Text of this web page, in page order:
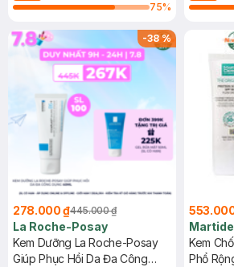
75%
-38%
278.000 ₫445.000 ₫
La Roche-Posay
Kem Dưỡng La Roche-Posay
Giúp Phục Hồi Da Đa Công
Kem
Phổ